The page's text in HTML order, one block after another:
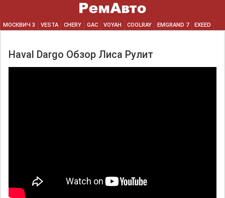
МОСКВИЧ 3 VESTA CHERY GAC VOYAH COOLRAY EMGRAND 7 EXEED
Haval Dargo Обзор Лиса Рулит